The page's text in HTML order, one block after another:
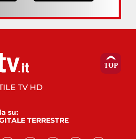
TV HD
su:
TERRESTRE